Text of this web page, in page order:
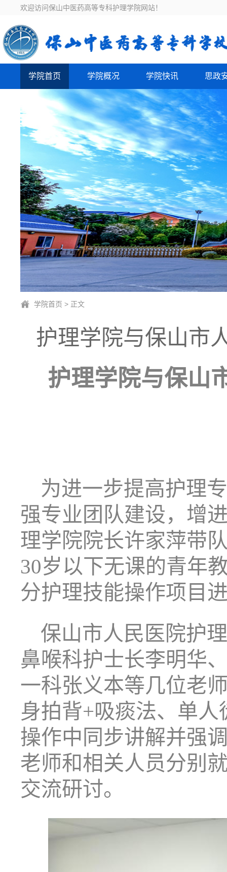
欢迎访问保山中医药高等专科护理学院网站！
学院首页 学院概况 学院快讯 思政
学院首页 > 正文
护理学院与保山市
护理学院与保山
为进一步提高护理
强专业团队建设，增
理学院院长许家萍带
30岁以下无课的青年
分护理技能操作项目
保山市人民医院护
鼻喉科护士长李明华
一科张义本等几位老
身拍背+吸痰法、单
操作中同步讲解并强
老师和相关人员分别
交流研讨。